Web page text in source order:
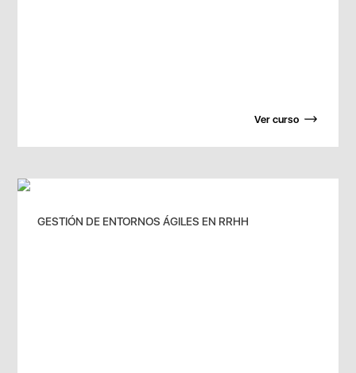
Ver curso
GESTIÓN DE ENTORNOS ÁGILES EN RRHH